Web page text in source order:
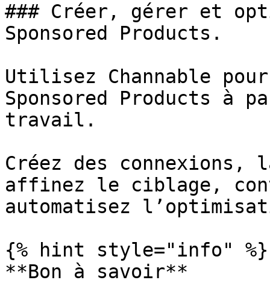
### Créer, gérer et
Sponsored Products.
Utilisez Channable pour
Sponsored Products à
travail.
Créez des connexions,
affinez le ciblage,
automatisez
{% hint style="info" %}
**Bon à savoir**